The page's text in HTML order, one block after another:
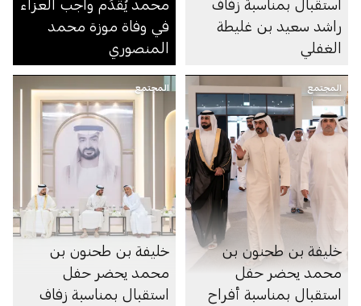
استقبال بمناسبة زفاف
راشد سعيد بن غليطة
الغفلي
محمد يُقدِّم واجب العزاء
في وفاة موزة محمد
المنصوري
المجتمع
خليفة بن طحنون بن
محمد يحضر حفل
استقبال بمناسبة أفراح
المجتمع
خليفة بن طحنون بن
محمد يحضر حفل
استقبال بمناسبة زفاف